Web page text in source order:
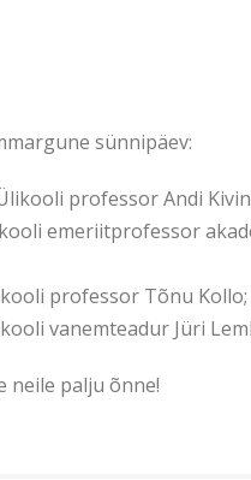
sünnipäev:
professor Andi
emeriitprofessor
professor Tõnu Kollo;
vanemteadur Jüri
neile palju õnne!